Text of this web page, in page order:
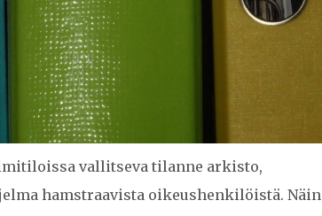
vallitseva tilanne arkisto,
hamstraavista oikeushenkilöistä. Näin